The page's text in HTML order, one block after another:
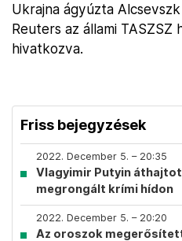
Ukrajna ágyúzta
Reuters az állami TASZSZ
hivatkozva.
Friss bejegyzések
2022. December 5. – 20:35
Vlagyimir Putyin
megrongált krími hídon
2022. December 5. – 20:20
Az oroszok